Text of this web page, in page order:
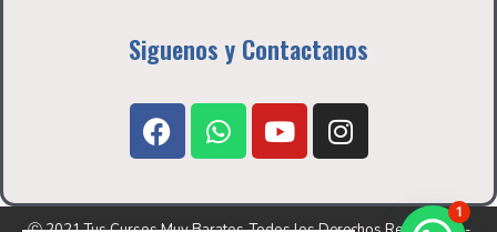
Siguenos y Contactanos
F
a
e
W
h
t
Y
o
t
I
n
t
1